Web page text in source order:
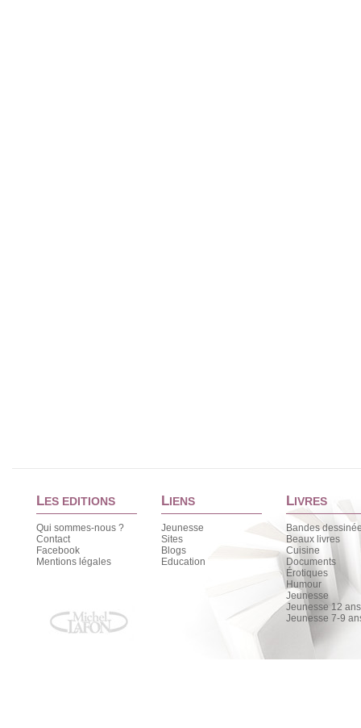
LES EDITIONS
Qui sommes-nous ?
Contact
Facebook
Mentions légales
LIENS
Jeunesse
Sites
Blogs
Education
LIVRES
Bandes
Beaux livres
Cuisine
Documents
Érotiques
Humour
Jeunesse
Jeunesse 12
Jeunesse 7-9